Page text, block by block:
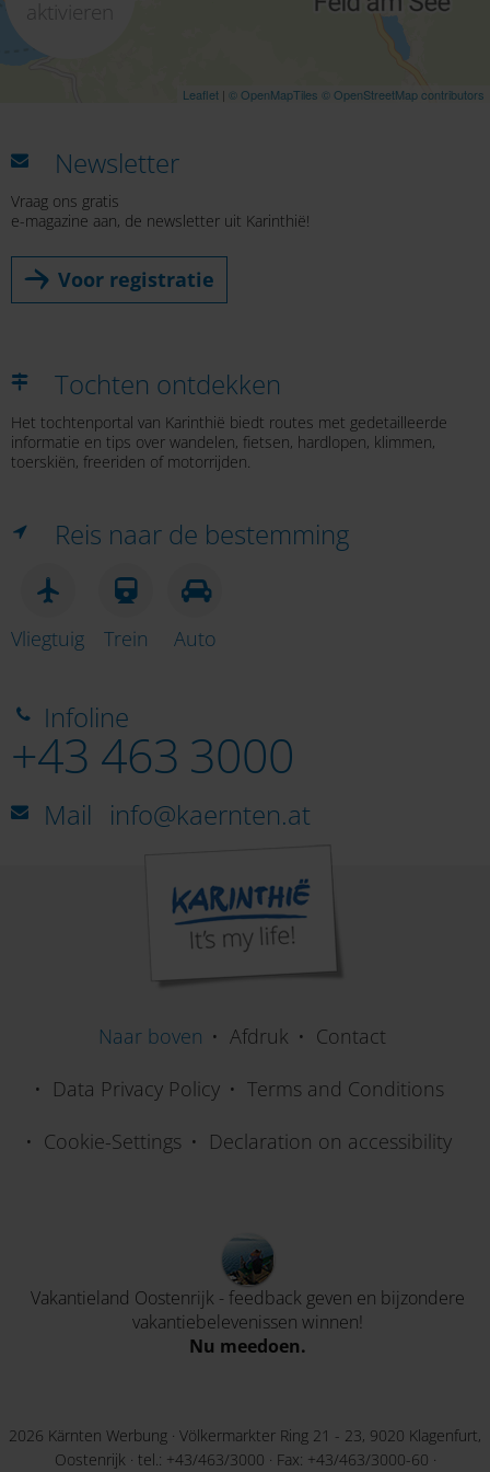
aktivieren
Leaflet | © OpenMapTiles © OpenStreetMap contributors
Newsletter
Vraag ons gratis
e-magazine aan, de newsletter uit Karinthië!
Voor registratie
Tochten ontdekken
Het tochtenportal van Karinthië biedt routes met gedetailleerde
informatie en tips over wandelen, fietsen, hardlopen, klimmen,
toerskiën, freeriden of motorrijden.
Reis naar de bestemming
Vliegtuig Trein Auto
Infoline
+43 463 3000
Mail info@kaernten.at
Naar boven Afdruk
Contact
Data Privacy Policy
Terms and Conditions
Cookie-Settings
Declaration on accessibility
Vakantieland Oostenrijk - feedback geven en bijzondere
vakantiebelevenissen winnen!
Nu meedoen.
2026 Kärnten Werbung · Völkermarkter Ring 21 - 23, 9020 Klagenfurt,
Oostenrijk · tel.: +43/463/3000 · Fax: +43/463/3000-60 ·